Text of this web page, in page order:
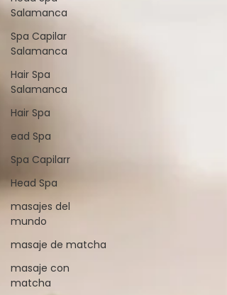
Salamanca
Spa Capilar
Salamanca
Hair Spa
Salamanca
Hair Spa
ead Spa
Spa Capilarr
Head Spa
masajes del
mundo
masaje de matcha
masaje con
matcha